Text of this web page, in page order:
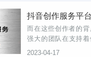
牌进行合...
而在这些创作者的
强大的团队在支持
作服务平台。一、什
2023-04-17